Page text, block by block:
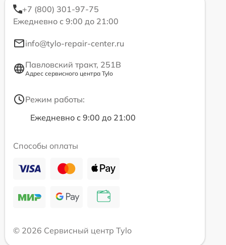
+7 (800) 301-97-75
Ежедневно с 9:00 до 21:00
info@tylo-repair-center.ru
Павловский тракт, 251В
Адрес сервисного центра Tylo
Режим работы:
Ежедневно с 9:00 до 21:00
Способы оплаты
© 2026 Сервисный центр Tylo